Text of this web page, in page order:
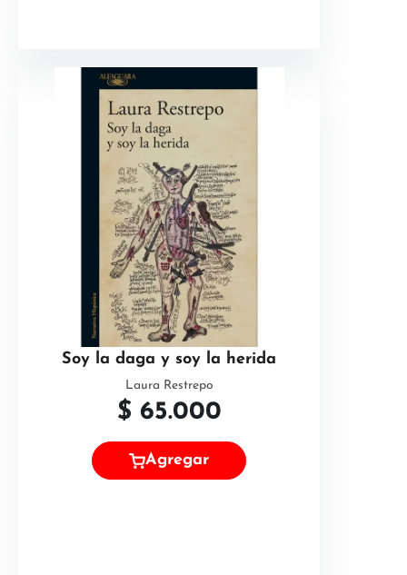
Soy la daga y soy la herida
Laura Restrepo
$ 65.000
Agregar